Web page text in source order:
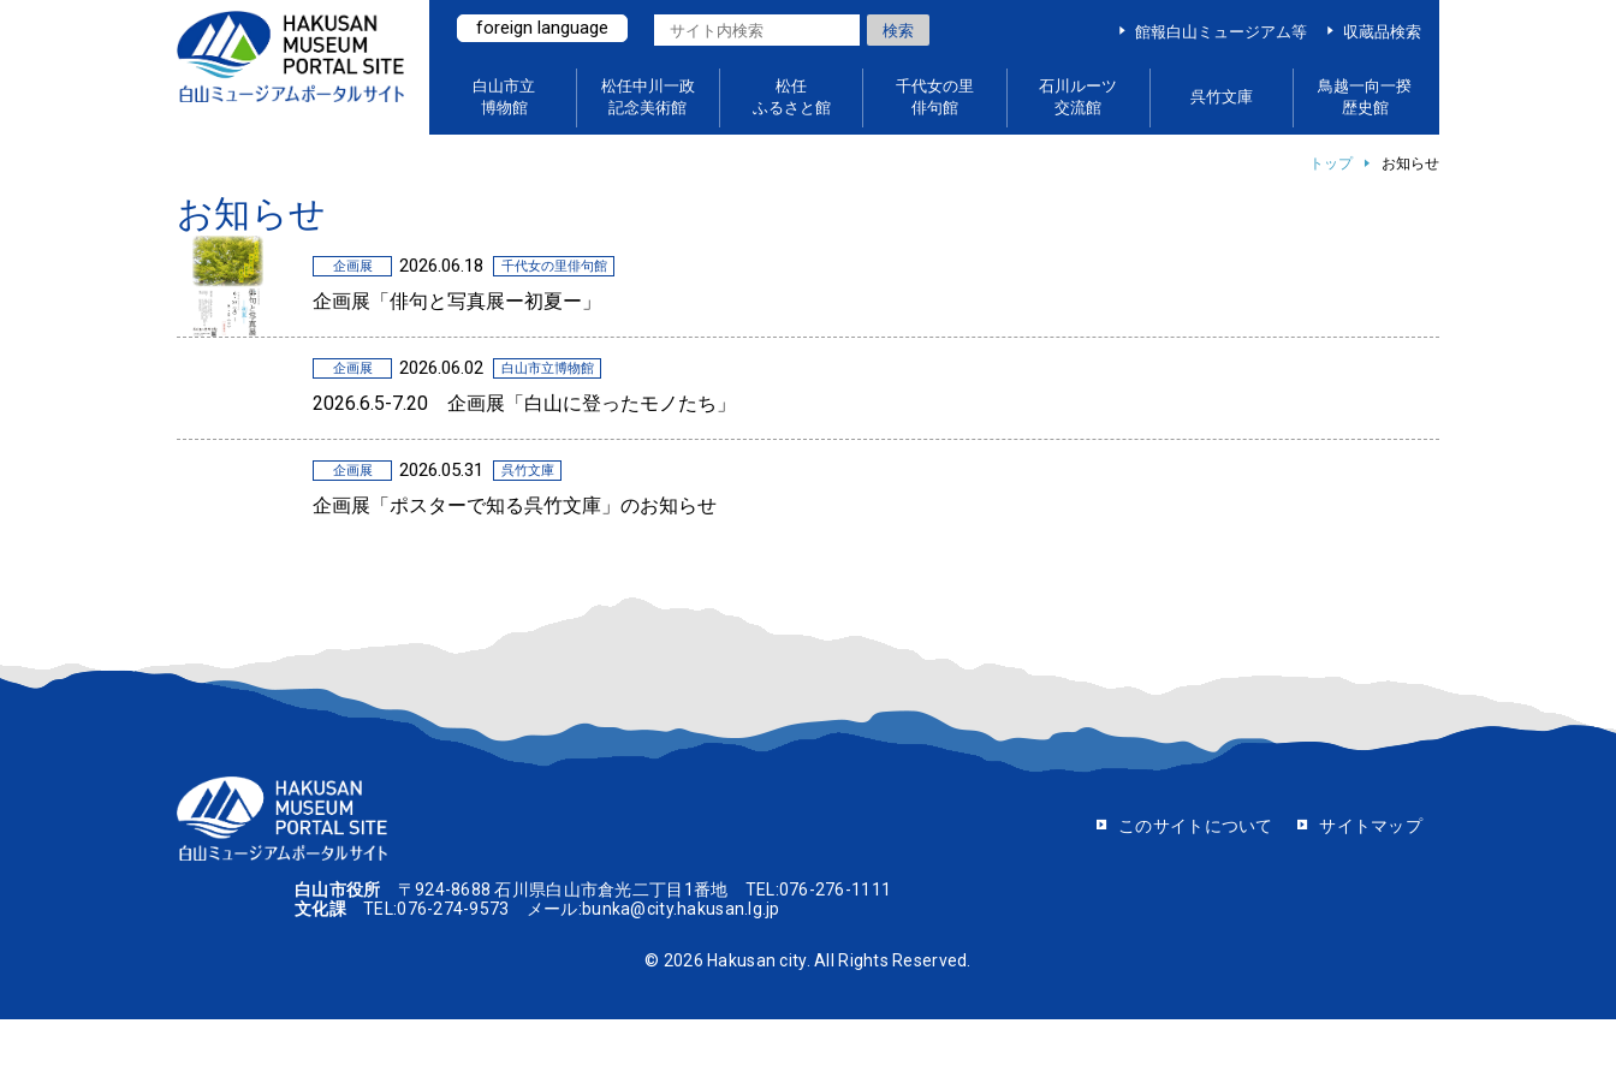
foreign language 館報白山ミュージアム等 収蔵品検索
白山市立
博物館
松任中川一政
記念美術館
松任
ふるさと館
千代女の里
俳句館
石川ルーツ
交流館
呉竹文庫
鳥越一向一揆
歴史館
トップ お知らせ
お知らせ
企画展 2026.06.18 千代女の里俳句館
企画展「俳句と写真展ー初夏ー」
企画展 2026.06.02 白山市立博物館
2026.6.5-7.20 企画展「白山に登ったモノたち」
企画展 2026.05.31 呉竹文庫
企画展「ポスターで知る呉竹文庫」のお知らせ
2025.6.20【開催予告】令和８年度美術館講座「中川一政文集を読む」が始まります！
2026.3.5-8.23 2026前期テーマ展「中川一政の薔薇 描く悦び－晩年作を中心に－」
このサイトについて サイトマップ
白山市役所 〒924-8688 石川県白山市倉光二丁目1番地 TEL:076-276-1111
文化課TEL:076-274-9573 メール:bunka@city.hakusan.lg.jp
© 2026 Hakusan city. All Rights Reserved.